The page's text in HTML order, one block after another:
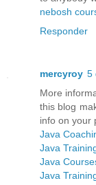
nebosh
Responder
mercyroy 5
More
this blog
info on your
Java
Java
Java
Java